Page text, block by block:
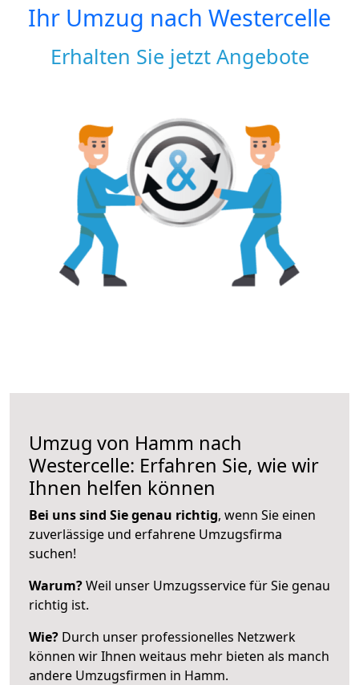
Ihr Umzug nach Westercelle
Erhalten Sie jetzt Angebote
Umzug von Hamm nach
Westercelle: Erfahren Sie, wie wir
Ihnen helfen können
Bei uns sind Sie genau richtig, wenn Sie einen
zuverlässige und erfahrene Umzugsfirma
suchen!
Warum?Weil unser Umzugsservice für Sie genau
richtig ist.
Wie? Durch unser professionelles Netzwerk
können wir Ihnen weitaus mehr bieten als manch
andere Umzugsfirmen in Hamm.